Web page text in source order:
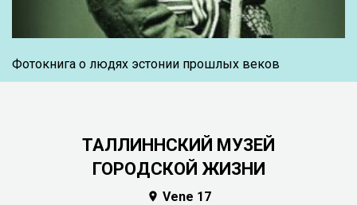
Фотокнига о людях эстонии прошлых веков
ТАЛЛИННСКИЙ МУЗЕЙ
ГОРОДСКОЙ ЖИЗНИ
 Vene 17